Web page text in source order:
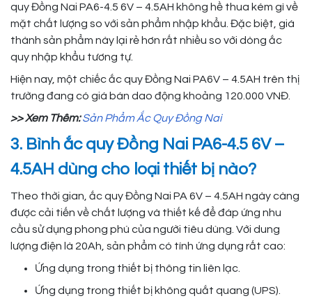
quy Đồng Nai PA6-4.5 6V – 4.5AH không hề thua kém gì về
mặt chất lượng so với sản phẩm nhập khẩu. Đặc biệt, giá
thành sản phẩm này lại rẻ hơn rất nhiều so với dòng ắc
quy nhập khẩu tương tự.
Hiện nay, một chiếc ắc quy Đồng Nai PA6V – 4.5AH trên thị
trường đang có giá bán dao động khoảng 120.000 VNĐ.
>> Xem Thêm: Sản Phẩm Ắc Quy Đồng Nai
3. Bình ắc quy Đồng Nai PA6-4.5 6V –
4.5AH dùng cho loại thiết bị nào?
Theo thời gian, ắc quy Đồng Nai PA 6V – 4.5AH ngày càng
được cải tiến về chất lượng và thiết kế để đáp ứng nhu
cầu sử dụng phong phú của người tiêu dùng. Với dung
lượng điện là 20Ah, sản phẩm có tính ứng dụng rất cao:
Ứng dụng trong thiết bị thông tin liên lạc.
Ứng dụng trong thiết bị không quắt quang (UPS).